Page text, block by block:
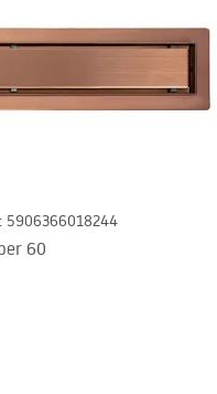
: 5906366018244
60